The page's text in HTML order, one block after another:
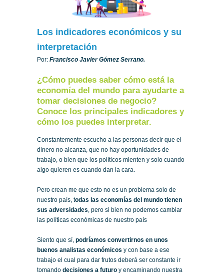
Los indicadores económicos y su
interpretación
Por: Francisco Javier Gómez Serrano.
¿Cómo puedes saber cómo está la
economía del mundo para ayudarte a
tomar decisiones de negocio?
Conoce los principales indicadores y
cómo los puedes interpretar.
Constantemente escucho a las personas decir que el
dinero no alcanza, que no hay oportunidades de
trabajo, o bien que los políticos mienten y solo cuando
algo quieren es cuando dan la cara.
Pero crean me que esto no es un problema solo de
nuestro país, todas las economías del mundo tienen
sus adversidades, pero si bien no podemos cambiar
las políticas económicas de nuestro país
Siento que sí, podríamos convertirnos en unos
buenos analistas económicos y con base a ese
trabajo el cual para dar frutos deberá ser constante ir
tomando decisiones a futuro y encaminando nuestra